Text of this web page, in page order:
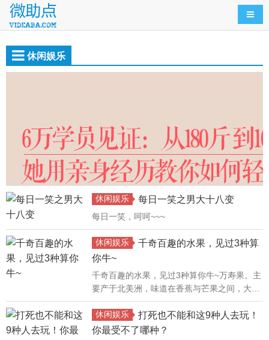
导航
休闲娱乐
休闲娱乐 每日一笑之男大十八变
每日一笑，呵呵~~~
休闲娱乐
千奇百趣的水果，见过3种算
你牛~
千奇百趣的水果，见过3种算你牛~万寿果。主
要产于北美洲，味道在香蕉与芒果之间，大家
脑补一下吧......
休闲娱乐
打死也不能和这9种人去玩！
你最受不了哪种？